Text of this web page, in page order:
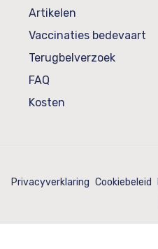
Artikelen
Vaccinaties bedevaart
Terugbelverzoek
FAQ
Kosten
Privacyverklaring Cookiebeleid